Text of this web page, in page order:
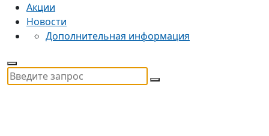
Акции
Новости
Дополнительная информация